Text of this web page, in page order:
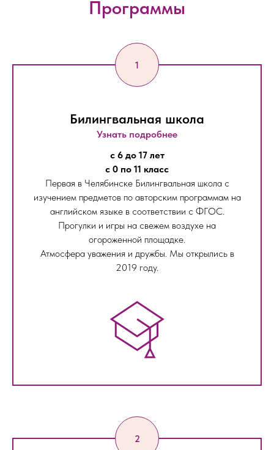
Программы
Билингвальная школа
Узнать подробнее
с 6 до 17 лет
с 0 по 11 класс
Первая в Челябинске Билингвальная школа с
изучением предметов по авторским программам на
английском языке в соответствии с ФГОС.
Прогулки и игры на свежем воздухе на
огороженной площадке.
Атмосфера уважения и дружбы. Мы открылись в
2019 году.